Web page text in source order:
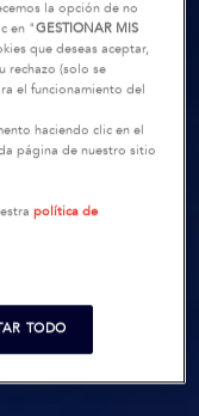
la opción de no
en "GESTIONAR MIS
que deseas aceptar,
rechazo (solo se
el funcionamiento del
haciendo clic en el
página de nuestro sitio
política de
TODO